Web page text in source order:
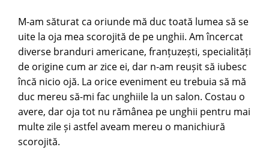
M-am săturat ca oriunde mă duc toată lumea să se
uite la oja mea scorojită de pe unghii. Am încercat
diverse branduri americane, franțuzești, specialități
de origine cum ar zice ei, dar n-am reușit să iubesc
încă nicio ojă. La orice eveniment eu trebuia să mă
duc mereu să-mi fac unghiile la un salon. Costau o
avere, dar oja tot nu rămânea pe unghii pentru mai
multe zile și astfel aveam mereu o manichiură
scorojită.